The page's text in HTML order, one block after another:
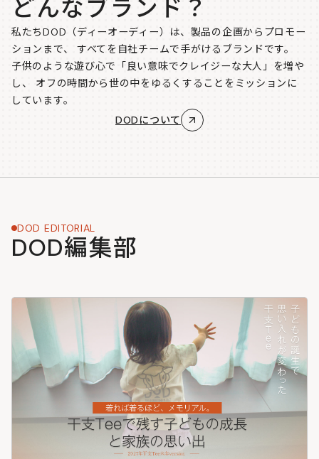
どんなブランド？
私たちDOD（ディーオーディー）は、製品の企画からプロモー
ションまで、
すべてを自社チームで手がけるブランドです。
子供のような遊び心で「良い意味でクレイジーな大人」を増や
し、
オフの時間から世の中をゆるくすることをミッションに
しています。
DODについて
DOD EDITORIAL
DOD編集部